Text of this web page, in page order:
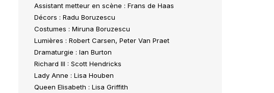
Assistant metteur en scène : Frans de Haas
Décors : Radu Boruzescu
Costumes : Miruna Boruzescu
Lumières : Robert Carsen, Peter Van Praet
Dramaturgie : Ian Burton
Richard III : Scott Hendricks
Lady Anne : Lisa Houben
Queen Elisabeth : Lisa Griffith